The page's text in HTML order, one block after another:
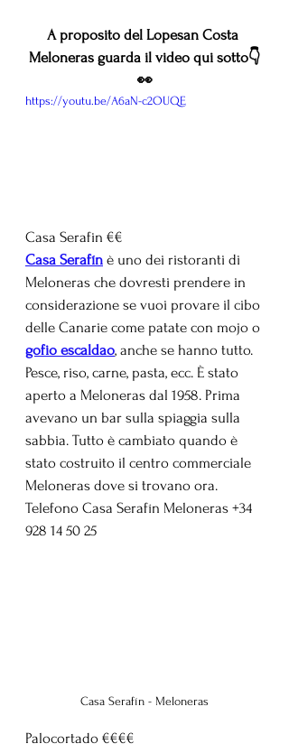
A proposito del Lopesan Costa
Meloneras guarda il video qui sotto👇
👀
https://youtu.be/A6aN-c2OUQE
Casa Serafin €€
Casa Serafín è uno dei ristoranti di
Meloneras che dovresti prendere in
considerazione se vuoi provare il cibo
delle Canarie come patate con mojo o
gofio escaldao, anche se hanno tutto.
Pesce, riso, carne, pasta, ecc. È stato
aperto a Meloneras dal 1958. Prima
avevano un bar sulla spiaggia sulla
sabbia. Tutto è cambiato quando è
stato costruito il centro commerciale
Meloneras dove si trovano ora.
Telefono Casa Serafín Meloneras +34
928 14 50 25
Casa Serafín - Meloneras
Palocortado €€€€